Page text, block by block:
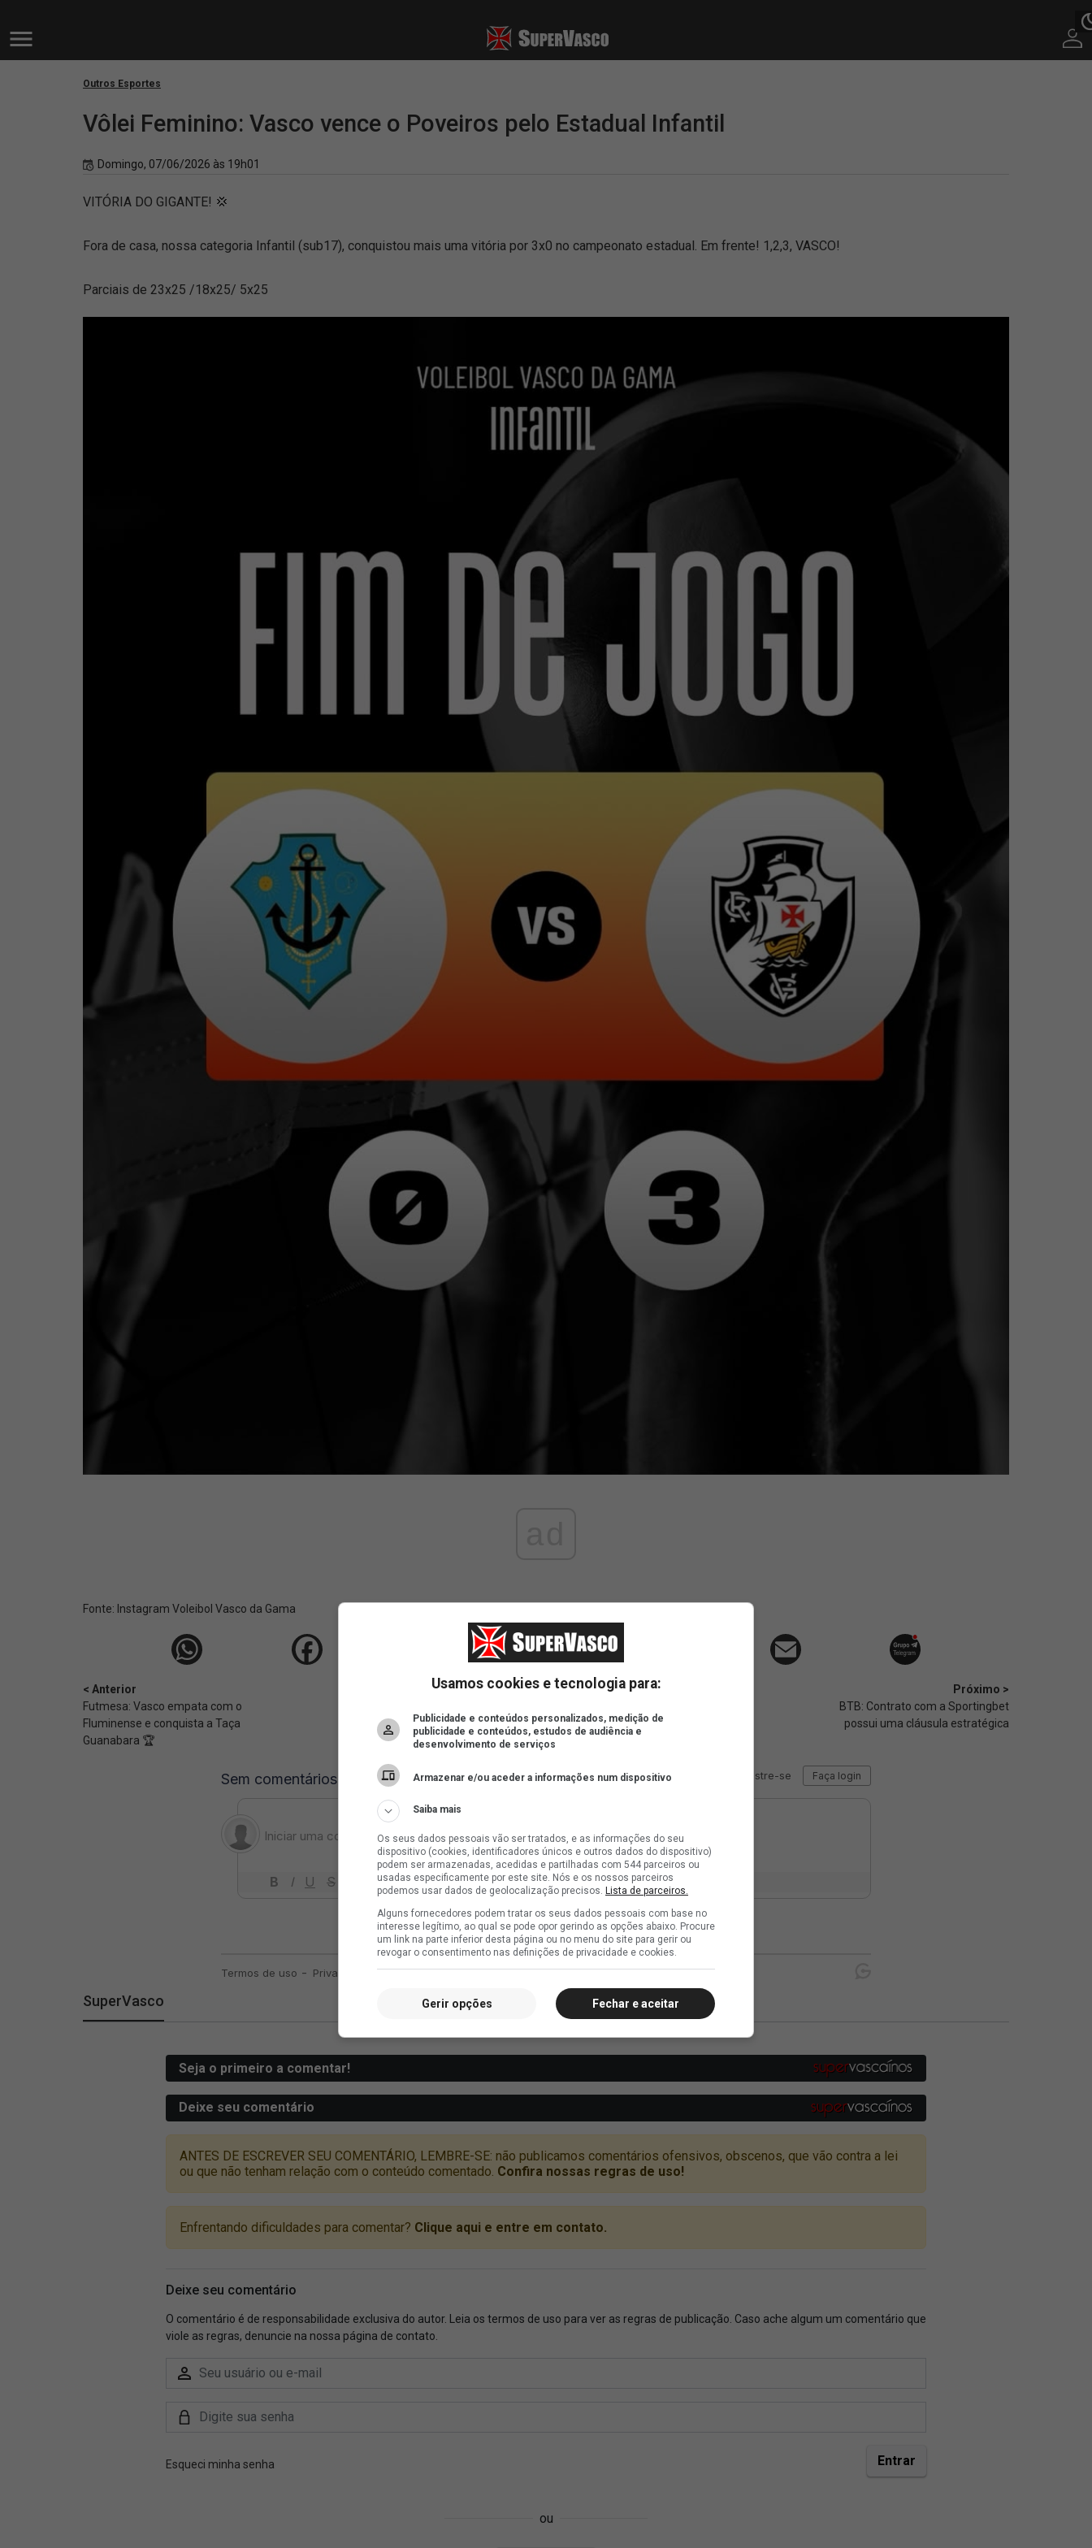
Outros Esportes
Vôlei Feminino: Vasco vence o Poveiros pelo Estadual Infantil
Domingo, 07/06/2026 às 19h01
VITÓRIA DO GIGANTE! 💢
Fora de casa, nossa categoria Infantil (sub17), conquistou mais uma vitória por 3x0 no campeonato estadual. Em frente! 1,2,3, VASCO!
Parciais de 23x25 /18x25/ 5x25
Fonte: Instagram Voleibol Vasco da Gama
< Anterior
Futmesa: Vasco empata com o
Fluminense e conquista a Taça
Guanabara 🏆
Próximo >
BTB: Contrato com a Sportingbet
possui uma cláusula estratégica
SuperVasco
Usamos cookies e tecnologia para:
Publicidade e conteúdos personalizados, medição de
publicidade e conteúdos, estudos de audiência e
desenvolvimento de serviços
Armazenar e/ou aceder a informações num dispositivo
Saiba mais
Os seus dados pessoais vão ser tratados, e as informações do seu
dispositivo (cookies, identificadores únicos e outros dados do dispositivo)
podem ser armazenadas, acedidas e partilhadas com 544 parceiros ou
usadas especificamente por este site. Nós e os nossos parceiros
podemos usar dados de geolocalização precisos. Lista de parceiros.
Alguns fornecedores podem tratar os seus dados pessoais com base no
interesse legítimo, ao qual se pode opor gerindo as opções abaixo. Procure
um link na parte inferior desta página ou no menu do site para gerir ou
revogar o consentimento nas definições de privacidade e cookies.
Fechar e aceitar
Gerir opções